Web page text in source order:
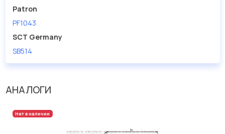
Patron
PF1043
SCT Germany
SB514
АНАЛОГИ
Нет в наличии